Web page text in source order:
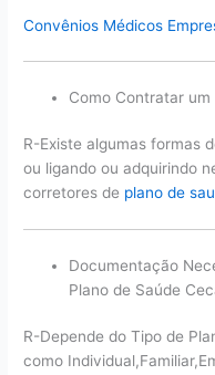
Convênios Médicos
Como Contratar
R-Existe algumas formas
ou ligando ou adquirindo
corretores de plano de
Documentação
Plano de Saúde
R-Depende do Tipo de
como